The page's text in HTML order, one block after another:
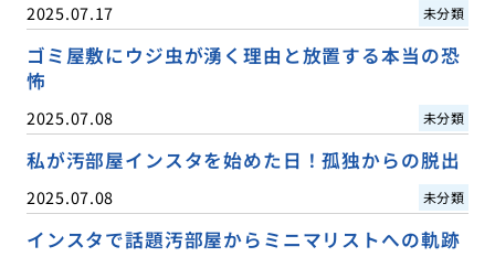
2025.07.17 未分類
ゴミ屋敷にウジ虫が湧く理由と放置する本当の恐
怖
2025.07.08 未分類
私が汚部屋インスタを始めた日！孤独からの脱出
2025.07.08 未分類
インスタで話題汚部屋からミニマリストへの軌跡